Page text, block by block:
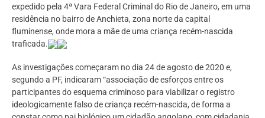
expedido pela 4ª Vara Federal Criminal do Rio de Janeiro, em uma
residência no bairro de Anchieta, zona norte da capital
fluminense, onde mora a mãe de uma criança recém-nascida
traficada.
As investigações começaram no dia 24 de agosto de 2020 e,
segundo a PF, indicaram “associação de esforços entre os
participantes do esquema criminoso para viabilizar o registro
ideologicamente falso de criança recém-nascida, de forma a